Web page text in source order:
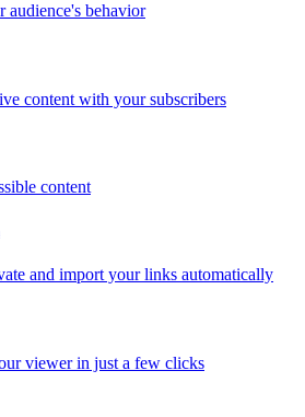
audience's behavior
content with your subscribers
content
and import your links automatically
viewer in just a few clicks